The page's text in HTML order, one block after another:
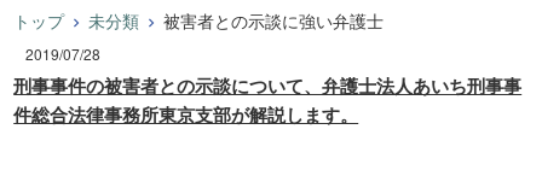
トップ 未分類 被害者との示談に強い弁護士
2019/07/28
刑事事件の被害者との示談について、弁護士法人あいち刑事事
件総合法律事務所東京支部が解説します。